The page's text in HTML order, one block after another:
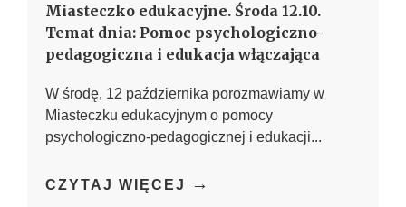
Miasteczko edukacyjne. Środa 12.10.
Temat dnia: Pomoc psychologiczno-
pedagogiczna i edukacja włączająca
W środę, 12 października porozmawiamy w
Miasteczku edukacyjnym o pomocy
psychologiczno-pedagogicznej i edukacji...
CZYTAJ WIĘCEJ →